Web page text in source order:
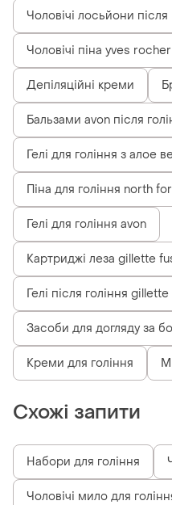
Чоловічі лосьйони після
Чоловічі піна yves
Депіляційні креми
Бальзами avon після
Гелі для гоління з алое
Піна для гоління north
Гелі для гоління avon
Картриджі леза gillette
Гелі після гоління gillette
Засоби для догляду за
Креми для гоління
Схожі запити
Набори для гоління
Чоловічі мило для